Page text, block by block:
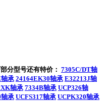
分型号还有特价： 7305C/DT轴
承 24164EK30轴承 E32213J轴
轴承 7334B轴承 UCP326轴
承 UCFS317轴承 UCPK320轴承